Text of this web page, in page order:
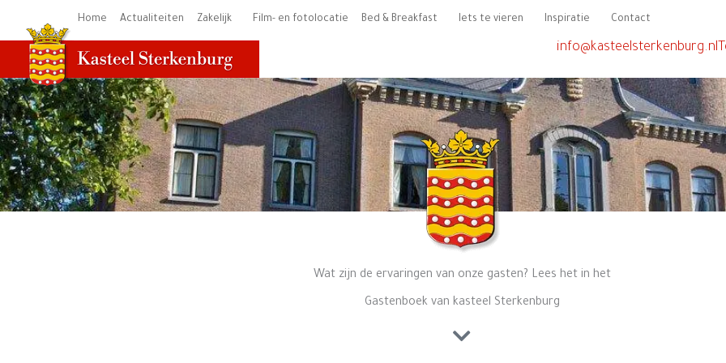
inhoud
Home Actualiteiten Zakelijk Film- en fotolocatie Bed & Breakfast Iets te vieren Inspiratie Contact
info@kasteelsterkenburg.nl
Wat zijn de ervaringen van onze gasten? Lees het in het
Gastenboek van kasteel Sterkenburg